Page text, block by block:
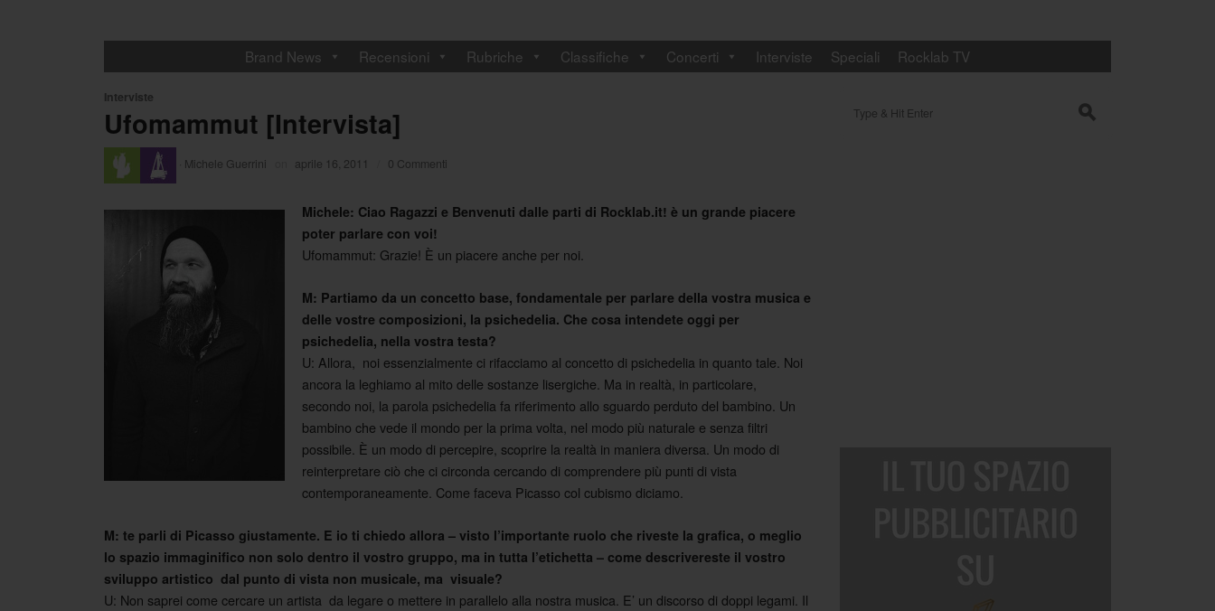
Brand News Recensioni Rubriche Classifiche Concerti Interviste Speciali Rocklab TV
Interviste
Ufomammut [Intervista]
Michele Guerrini aprile 16, 2011 0 Commenti
Michele: Ciao Ragazzi e Benvenuti dalle parti di Rocklab.it! è un grande piacere
poter parlare con voi!
Ufomammut: Grazie! È un piacere anche per noi.
M: Partiamo da un concetto base, fondamentale per parlare della vostra musica e
delle vostre composizioni, la psichedelia. Che cosa intendete oggi per
psichedelia, nella vostra testa?
U: Allora, noi essenzialmente ci rifacciamo al concetto di psichedelia in quanto tale. Noi
ancora la leghiamo al mito delle sostanze lisergiche. Ma in realtà, in particolare,
secondo noi, la parola psichedelia fa riferimento allo sguardo perduto del bambino. Un
bambino che vede il mondo per la prima volta, nel modo più naturale e senza filtri
possibile. È un modo di percepire, scoprire la realtà in maniera diversa. Un modo di
reinterpretare ciò che ci circonda cercando di comprendere più punti di vista
contemporaneamente. Come faceva Picasso col cubismo diciamo.
M: te parli di Picasso giustamente. E io ti chiedo allora – visto l’importante ruolo che riveste la grafica, o meglio
lo spazio immaginifico non solo dentro il vostro gruppo, ma in tutta l’etichetta – come descrivereste il vostro
sviluppo artistico dal punto di vista non musicale, ma visuale?
U: Non saprei come cercare un artista da legare o mettere in parallelo alla nostra musica. E’ un discorso di doppi legami. Il
s